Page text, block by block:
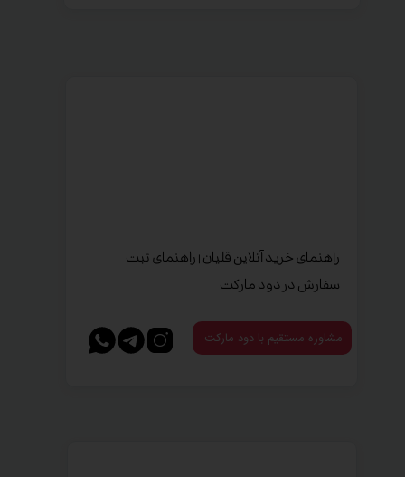
راهنمای خرید آنلاین قلیان | راهنمای ثبت
سفارش در دود مارکت
مشاوره مستقیم با دود مارکت